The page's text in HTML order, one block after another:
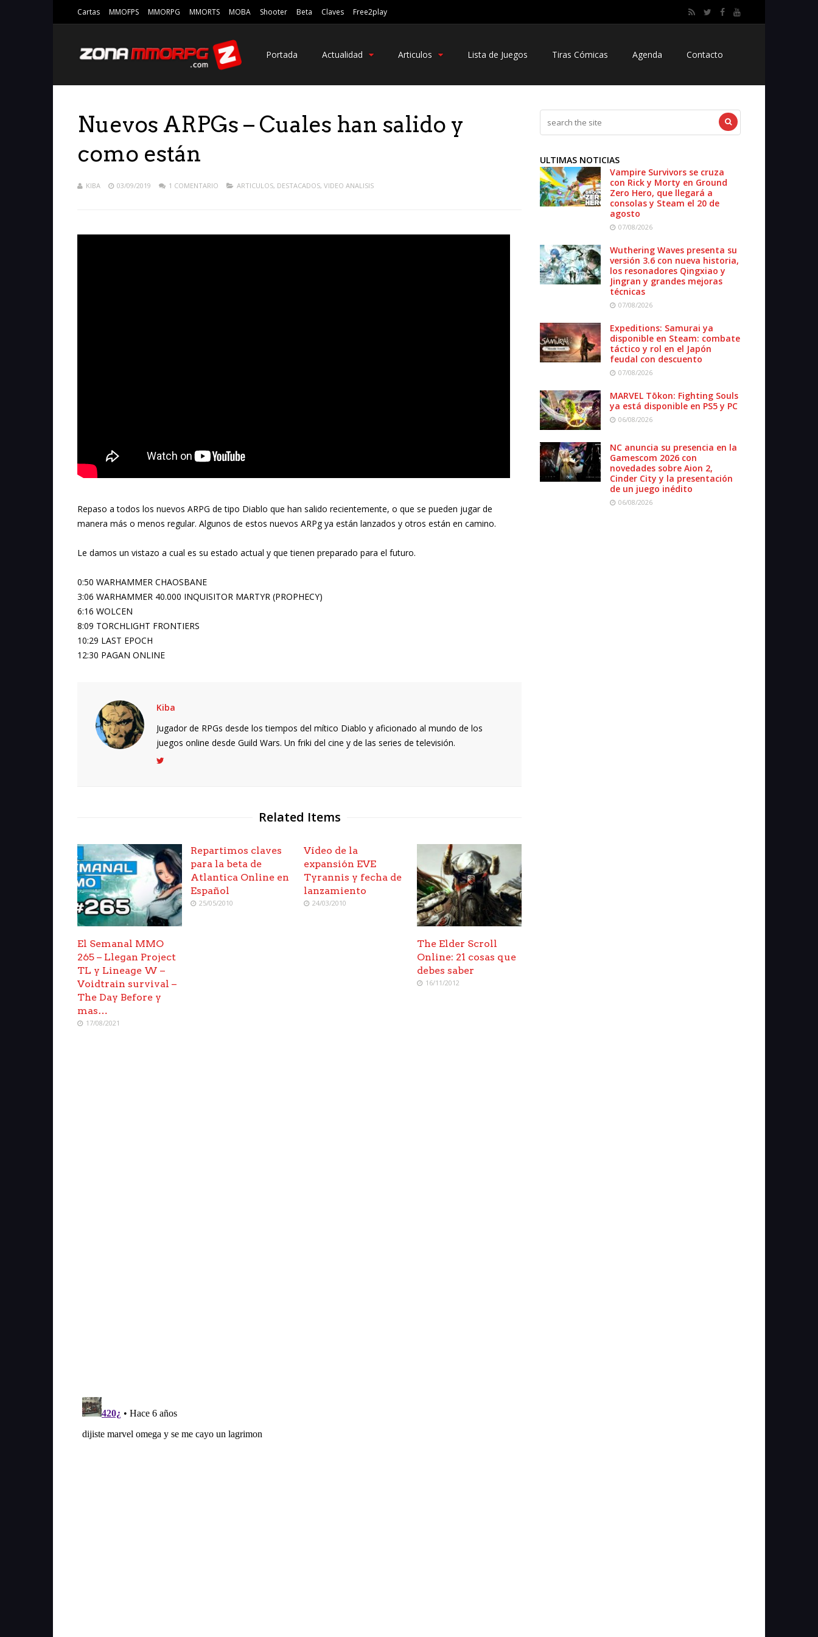
Cartas MMOFPS MMORPG MMORTS MOBA Shooter Beta Claves Free2play
Portada Actualidad Articulos Lista de Juegos Tiras Cómicas Agenda Contacto
Nuevos ARPGs – Cuales han salido y
como están
KIBA 03/09/2019 1 COMENTARIO ARTICULOS, DESTACADOS, VIDEO ANALISIS
Repaso a todos los nuevos ARPG de tipo Diablo que han salido recientemente, o que se pueden jugar de
manera más o menos regular. Algunos de estos nuevos ARPg ya están lanzados y otros están en camino.
Le damos un vistazo a cual es su estado actual y que tienen preparado para el futuro.
0:50 WARHAMMER CHAOSBANE
3:06 WARHAMMER 40.000 INQUISITOR MARTYR (PROPHECY)
6:16 WOLCEN
8:09 TORCHLIGHT FRONTIERS
10:29 LAST EPOCH
12:30 PAGAN ONLINE
Kiba
Jugador de RPGs desde los tiempos del mítico Diablo y aficionado al mundo de los
juegos online desde Guild Wars. Un friki del cine y de las series de televisión.
Related Items
El Semanal MMO
265 – Llegan Project
TL y Lineage W –
Voidtrain survival –
The Day Before y
mas…
17/08/2021
Repartimos claves
para la beta de
Atlantica Online en
Español
25/05/2010
Vídeo de la
expansión EVE
Tyrannis y fecha de
lanzamiento
24/03/2010
The Elder Scroll
Online: 21 cosas que
debes saber
16/11/2012
ULTIMAS NOTICIAS
Vampire Survivors se cruza
con Rick y Morty en Ground
Zero Hero, que llegará a
consolas y Steam el 20 de
agosto
07/08/2026
Wuthering Waves presenta su
versión 3.6 con nueva historia,
los resonadores Qingxiao y
Jingran y grandes mejoras
técnicas
07/08/2026
Expeditions: Samurai ya
disponible en Steam: combate
táctico y rol en el Japón
feudal con descuento
07/08/2026
MARVEL Tōkon: Fighting Souls
ya está disponible en PS5 y PC
06/08/2026
NC anuncia su presencia en la
Gamescom 2026 con
novedades sobre Aion 2,
Cinder City y la presentación
de un juego inédito
06/08/2026